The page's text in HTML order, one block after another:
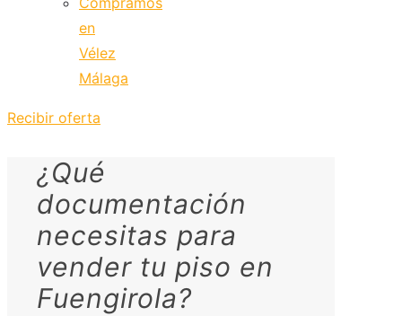
en
Vélez
Málaga
Recibir oferta
¿Qué
documentación
necesitas para
vender tu piso en
Fuengirola?